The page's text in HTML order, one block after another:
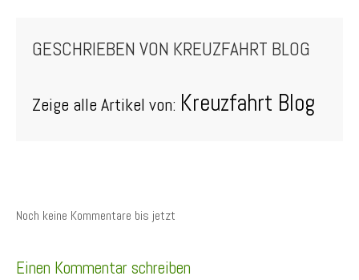
GESCHRIEBEN VON KREUZFAHRT BLOG
Zeige alle Artikel von: Kreuzfahrt Blog
Noch keine Kommentare bis jetzt
Einen Kommentar schreiben